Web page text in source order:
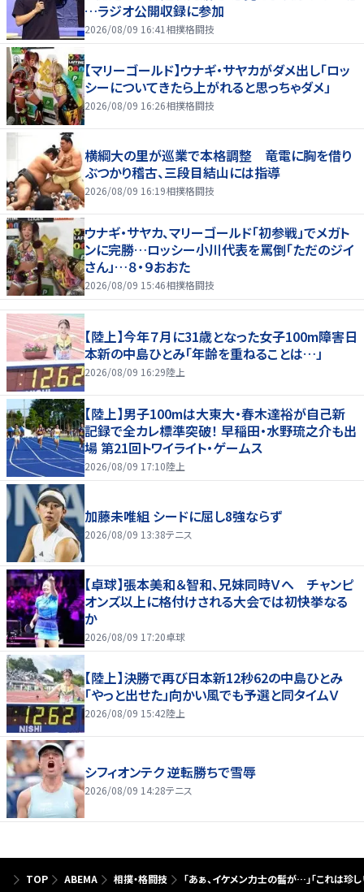
…ラジオ公開収録に参加
2026/08/09 16:41 相撲格闘技
【マリーゴールド】ウナギ・サヤカがダメ出し「ロッ
シーについてきたら上がれると思っちゃダメ」
2026/08/09 16:26相撲格闘技
横綱大の里が巡業で本格調整 竜電に胸を借り
ぶつかり稽古、三段目結山には指導
2026/08/09 16:19相撲格闘技
ウナギ・サヤカ、マリーゴールド「初参戦」でメガト
ンに完勝…ロッシー小川代表を罵倒「ただのジイ
さん」…８・９おおた
2026/08/09 15:46相撲格闘技
【陸上】今年７月に31歳となった女子100m障害日
本新の中島ひとみ「年齢を重ねることは…」
2026/08/09 16:29陸上
【陸上】男子100mは大東大・春木達裕が自己新
記録で全カレ標準突破！ 早稲田・水野琉之介も出
場 第21回トワイライト・ゲームス
2026/08/09 17:10陸上
加藤未唯組 シードに屈し8強ならず
2026/08/09 13:38テニス
【卓球】張本美和＆智和、兄妹同時Ｖへ チャンピ
オンズ以上に格付けされる大会では初快挙なる
か
2026/08/09 17:20卓球
【陸上】決勝で再び日本新12秒62の中島ひとみ
「やっと出せた」向かい風でも予選と同タイムＶ
2026/08/09 15:42陸上
シフィオンテク 逆転勝ちで雪辱
2026/08/09 14:28テニス
TOP ABEMA 相撲・格闘技 「あぁ、イケメン力士の髷が…」「これは珍